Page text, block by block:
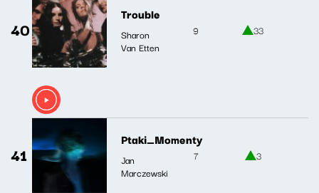
40
Trouble
Sharon
Van Etten
9 33
41
Ptaki_Momenty
Jan
Marczewski
7 3